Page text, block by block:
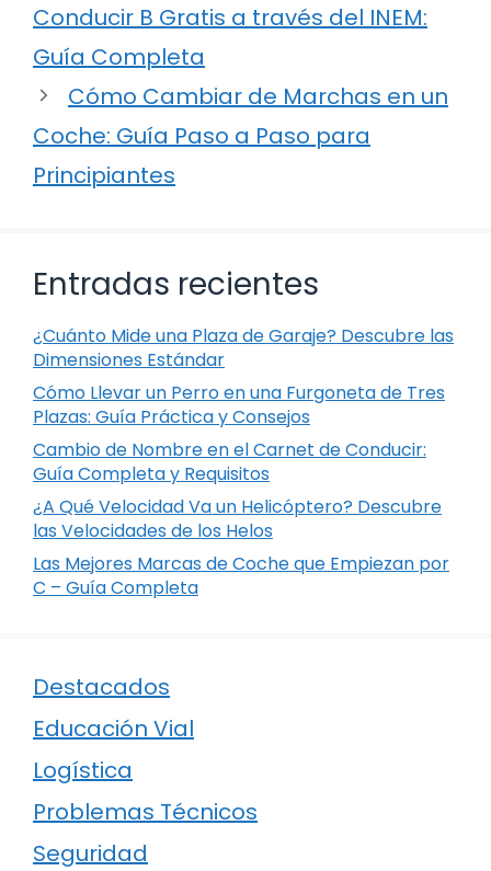
Conducir B Gratis a través del INEM:
Guía Completa
Cómo Cambiar de Marchas en un
Coche: Guía Paso a Paso para
Principiantes
Entradas recientes
¿Cuánto Mide una Plaza de Garaje? Descubre las
Dimensiones Estándar
Cómo Llevar un Perro en una Furgoneta de Tres
Plazas: Guía Práctica y Consejos
Cambio de Nombre en el Carnet de Conducir:
Guía Completa y Requisitos
¿A Qué Velocidad Va un Helicóptero? Descubre
las Velocidades de los Helos
Las Mejores Marcas de Coche que Empiezan por
C – Guía Completa
Destacados
Educación Vial
Logística
Problemas Técnicos
Seguridad